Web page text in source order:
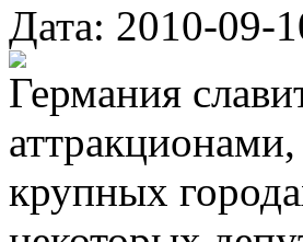
Дата: 2010-09-
Германия
крупных